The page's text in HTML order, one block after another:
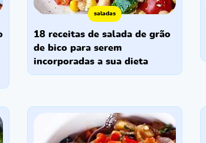
saladas
18 receitas de salada de grão
de bico para serem
incorporadas a sua dieta